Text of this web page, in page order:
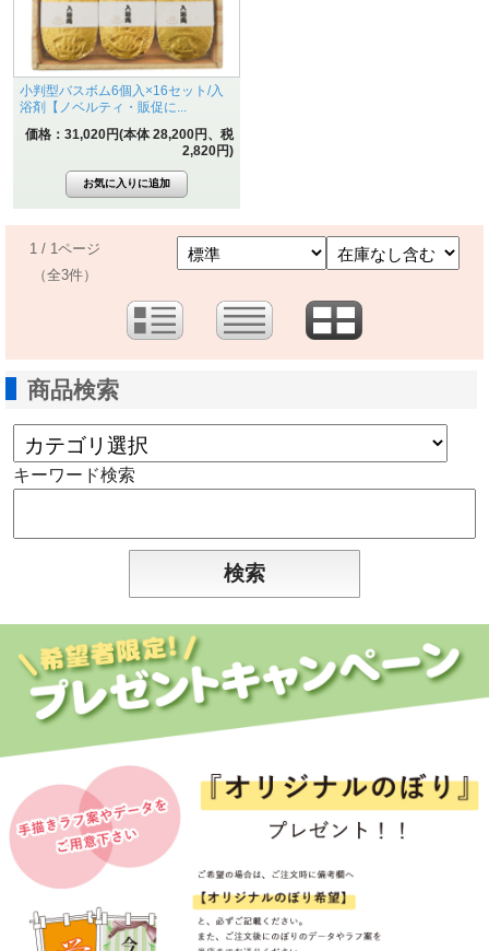
小判型バスボム6個入×16セット/入
浴剤【ノベルティ・販促に...
価格：31,020円(本体 28,200円、税
2,820円)
1 / 1ページ
（全3件）
商品検索
キーワード検索